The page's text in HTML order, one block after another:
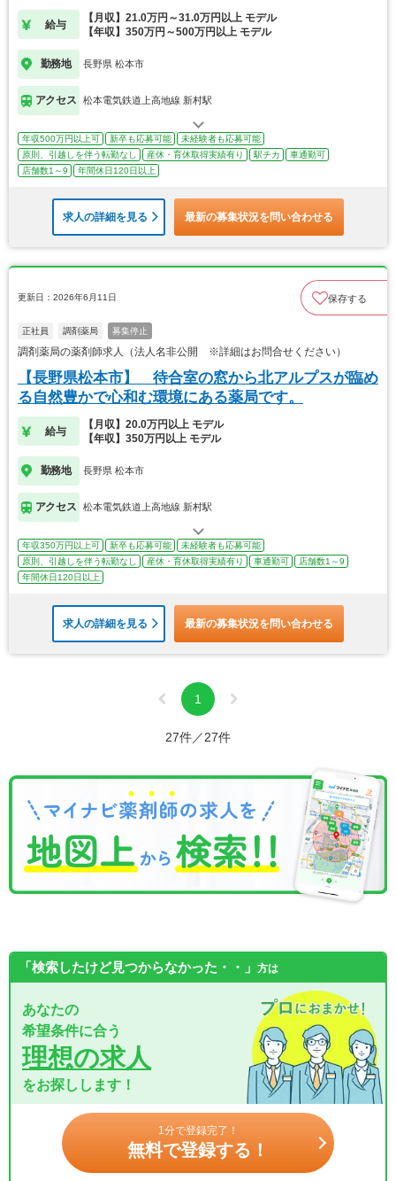
給与
【月収】21.0万円～31.0万円以上 モデル
【年収】350万円～500万円以上 モデル
勤務地 長野県 松本市
アクセス 松本電気鉄道上高地線 新村駅
年収500万円以上可 新卒も応募可能
未経験者も応募可能
原則、引越しを伴う転勤なし
産休・育休取得実績有り 駅チカ
車通勤可
店舗数1～9
年間休日120日以上
求人の詳細を見る 最新の募集状況を問い合わせる
更新日：2026年6月11日 保存する
正社員 調剤薬局 募集停止
調剤薬局の薬剤師求人（法人名非公開 ※詳細はお問合せください）
【長野県松本市】 待合室の窓から北アルプスが臨め
る自然豊かで心和む環境にある薬局です。
給与
【月収】20.0万円以上 モデル
【年収】350万円以上 モデル
勤務地 長野県 松本市
アクセス 松本電気鉄道上高地線 新村駅
年収350万円以上可 新卒も応募可能
未経験者も応募可能
原則、引越しを伴う転勤なし
産休・育休取得実績有り 車通勤可
店舗数1～9
年間休日120日以上
求人の詳細を見る 最新の募集状況を問い合わせる
1
27件／27件
「検索したけど見つからなかった・・」 方は
あなたの
希望条件に合う
理想の求人
をお探しします！
1分で登録完了！
無料で登録する！